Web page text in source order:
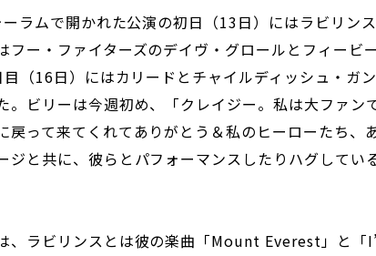
ラムで開かれた公演の初日（13日）にはラビリン
フー・ファイターズのデイヴ・グロールとフィービ
（16日）にはカリードとチャイルディッシュ・ガ
。ビリーは今週初め、「クレイジー。私は大ファン
戻って来てくれてありがとう＆私のヒーローたち、
ジと共に、彼らとパフォーマンスしたりハグしてい
、ラビリンスとは彼の楽曲「Mount Everest」と